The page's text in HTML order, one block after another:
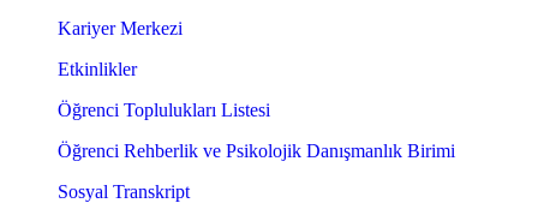
Kariyer Merkezi
Etkinlikler
Öğrenci Toplulukları Listesi
Öğrenci Rehberlik ve Psikolojik Danışmanlık Birimi
Sosyal Transkript